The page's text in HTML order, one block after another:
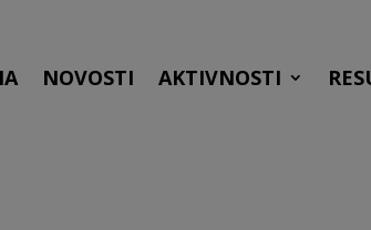
NOVOSTI AKTIVNOSTI